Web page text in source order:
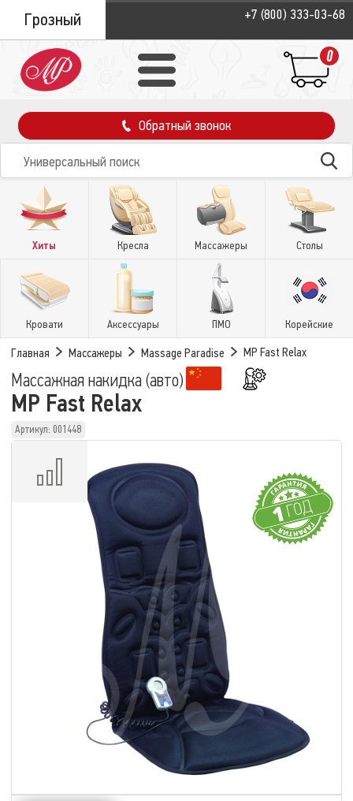
Грозный +7 (800) 333-03-68
0
Обратный звонок
Хиты Кресла Массажеры Столы
Кровати Аксессуары ПМО Корейские
Главная Массажеры Massage Paradise MP Fast Relax
Массажная накидка (авто)
MP Fast Relax
Артикул: 001448